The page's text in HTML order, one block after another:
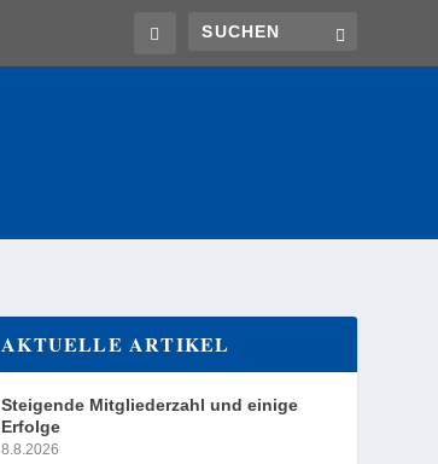
AKTUELLE ARTIKEL
Steigende Mitgliederzahl und einige
Erfolge
8.8.2026